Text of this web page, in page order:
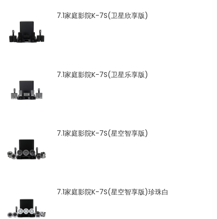
7.1家庭影院K-7S(卫星欣享版)
7.1家庭影院K-7S(卫星乐享版)
7.1家庭影院K-7S(星空智享版)
7.1家庭影院K-7S(星空智享版)珍珠白